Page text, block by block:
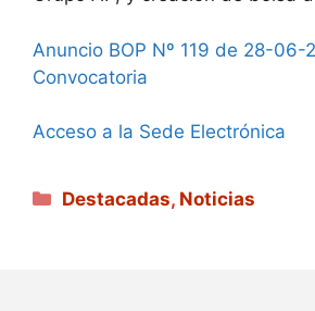
Anuncio BOP Nº 119 de 28-06-
Convocatoria
Acceso a la Sede Electrónica
Categorías
Destacadas, Noticias